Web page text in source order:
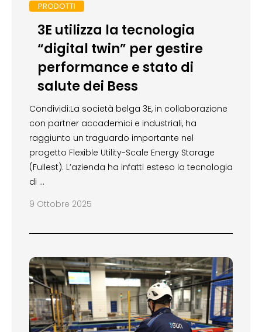
PRODOTTI
3E utilizza la tecnologia
“digital twin” per gestire
performance e stato di
salute dei Bess
Condividi:La società belga 3E, in collaborazione
con partner accademici e industriali, ha
raggiunto un traguardo importante nel
progetto Flexible Utility-Scale Energy Storage
(Fullest). L’azienda ha infatti esteso la tecnologia
di …
9 Ottobre 2025